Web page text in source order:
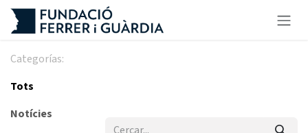
Skip to Content
Categorías:
Tots
Notícies